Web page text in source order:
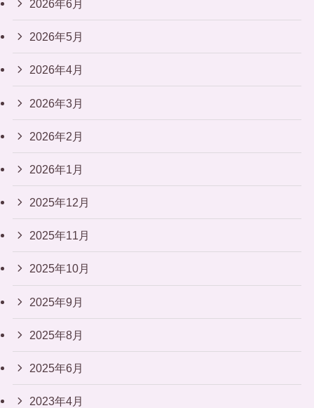
2026年6月
2026年5月
2026年4月
2026年3月
2026年2月
2026年1月
2025年12月
2025年11月
2025年10月
2025年9月
2025年8月
2025年6月
2023年4月